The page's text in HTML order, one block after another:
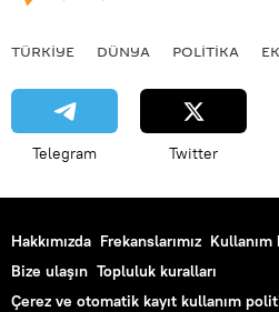
TÜRKIYE DÜNYA POLİTİKA
Telegram Twitter
Hakkımızda Frekanslarımız Kullanım
Bize ulaşın Topluluk kuralları
Çerez ve otomatik kayıt kullanım